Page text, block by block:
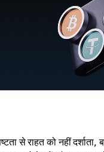
से राहत को नहीं